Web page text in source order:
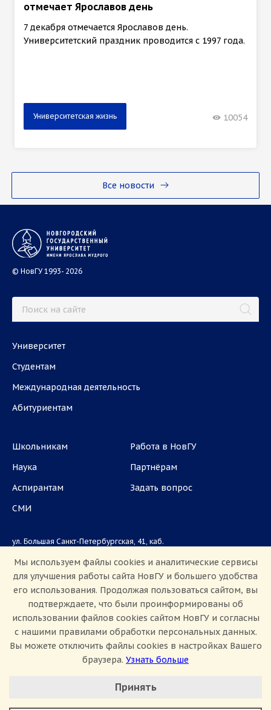
Все новости
отмечает Ярославов день
7 декабря отмечается Ярославов день.
Университетский праздник проводится с 1997 года.
Университетская жизнь 10054
© НовГУ 1993- 2026
Университет
Студентам
Международная деятельность
Абитуриентам
Школьникам
Наука
Аспирантам
СМИ
Работа в НовГУ
Партнёрам
Задать вопрос
ул. Большая Санкт-Петербургская, 41, каб.
Приемная комиссия: +7(8162)33-20-44
Сведения о доходах
Мы используем файлы cookies и аналитические сервисы
для улучшения работы сайта НовГУ и большего удобства
его использования. Продолжая пользоваться сайтом, вы
подтверждаете, что были проинформированы об
использовании файлов cookies сайтом НовГУ и согласны
с нашими правилами обработки персональных данных.
Вы можете отключить файлы cookies в настройках Вашего
браузера. Узнать больше
Минимальные
Аналитические/Функциональные
Принять